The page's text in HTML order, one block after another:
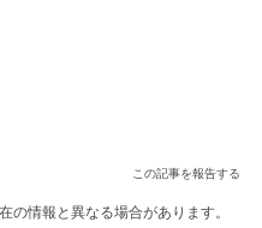
この記事を報告する
情報と異なる場合があります。